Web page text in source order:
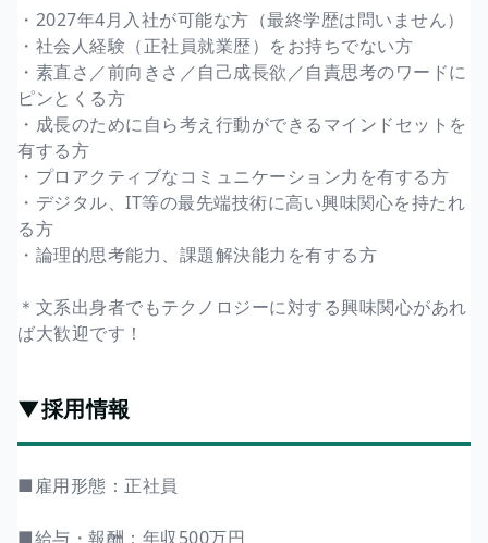
・2027年4月入社が可能な方（最終学歴は問いません）
・社会人経験（正社員就業歴）をお持ちでない方
・素直さ／前向きさ／自己成長欲／自責思考のワードに
ピンとくる方
・成長のために自ら考え行動ができるマインドセットを
有する方
・プロアクティブなコミュニケーション力を有する方
・デジタル、IT等の最先端技術に高い興味関心を持たれ
る方
・論理的思考能力、課題解決能力を有する方
＊文系出身者でもテクノロジーに対する興味関心があれ
ば大歓迎です！
▼採用情報
■雇用形態：正社員
■給与・報酬：年収500万円